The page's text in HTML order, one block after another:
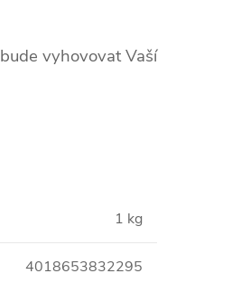
vyhovovat Vaší
1 kg
4018653832295